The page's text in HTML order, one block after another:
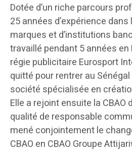
Dotée d’un riche parcours
25 années d’expérience
marques et d’institutions
travaillé pendant 5 années
régie publicitaire Eurosport
quitté pour rentrer au
société spécialisée en
Elle a rejoint ensuite la CBAO
qualité de responsable
mené conjointement le
CBAO en CBAO Groupe